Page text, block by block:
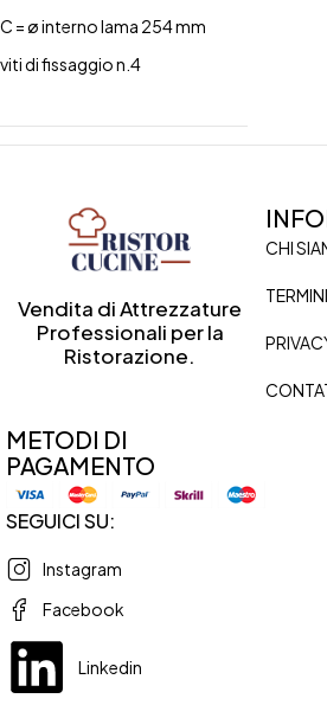
C = ø interno lama 254 mm
viti di fissaggio n.4
Vendita di Attrezzature
Professionali per la
Ristorazione.
CHI
METODI DI
PAGAMENTO
SEGUICI SU:
Instagram
Facebook
Linkedin